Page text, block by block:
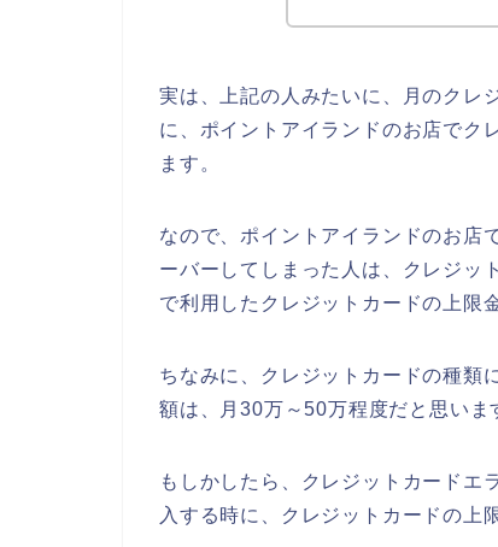
実は、上記の人みたいに、月のクレ
に、ポイントアイランドのお店でク
ます。
なので、ポイントアイランドのお店
ーバーしてしまった人は、クレジッ
で利用したクレジットカードの上限
ちなみに、クレジットカードの種類
額は、月30万～50万程度だと思いま
もしかしたら、クレジットカードエ
入する時に、クレジットカードの上